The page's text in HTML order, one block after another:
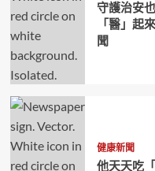
守護治安
「醫」起
聞
健康新聞
他天天吃